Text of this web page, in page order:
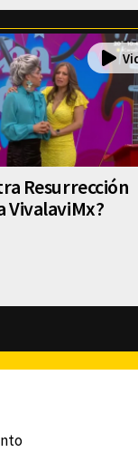
Resurrección
VivalaviMx?